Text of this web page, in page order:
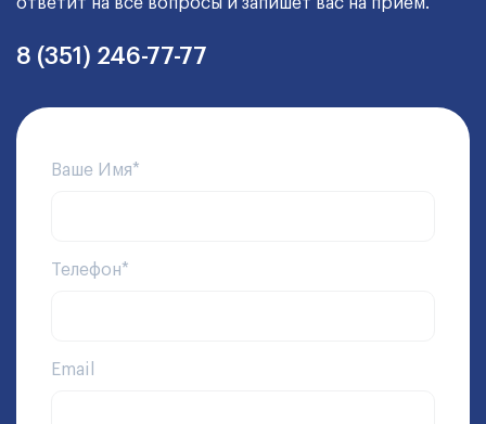
8 (351) 246-77-77
Ваше Имя*
Телефон*
Email